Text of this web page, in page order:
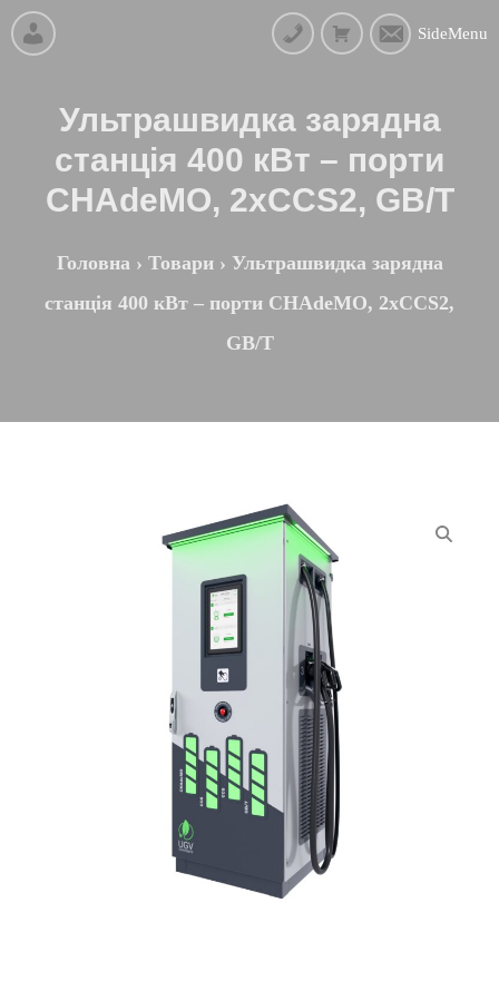
SideMenu
Ультрашвидка зарядна
станція 400 кВт – порти
CHAdeMO, 2xCCS2, GB/T
Головна › Товари› Ультрашвидка зарядна
станція 400 кВт – порти CHAdeMO, 2xCCS2,
GB/T